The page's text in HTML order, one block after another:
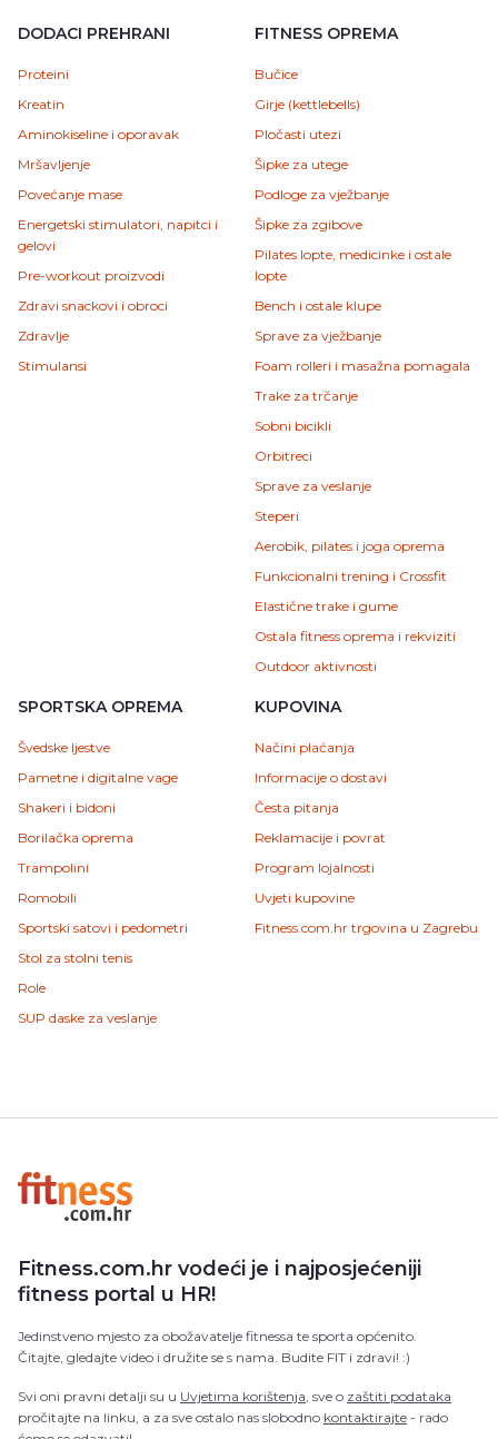
DODACI PREHRANI
Proteini
Kreatin
Aminokiseline i oporavak
Mršavljenje
Povećanje mase
Energetski stimulatori, napitci i
gelovi
Pre-workout proizvodi
Zdravi snackovi i obroci
Zdravlje
Stimulansi
FITNESS OPREMA
Bučice
Girje (kettlebells)
Pločasti utezi
Šipke za utege
Podloge za vježbanje
Šipke za zgibove
Pilates lopte, medicinke i ostale
lopte
Bench i ostale klupe
Sprave za vježbanje
Foam rolleri i masažna pomagala
Trake za trčanje
Sobni bicikli
Orbitreci
Sprave za veslanje
Steperi
Aerobik, pilates i joga oprema
Funkcionalni trening i Crossfit
Elastične trake i gume
Ostala fitness oprema i rekviziti
Outdoor aktivnosti
SPORTSKA OPREMA
Švedske ljestve
Pametne i digitalne vage
Shakeri i bidoni
Borilačka oprema
Trampolini
Romobili
Sportski satovi i pedometri
Stol za stolni tenis
Role
SUP daske za veslanje
KUPOVINA
Načini plaćanja
Informacije o dostavi
Česta pitanja
Reklamacije i povrat
Program lojalnosti
Uvjeti kupovine
Fitness.com.hr trgovina u Zagrebu
Fitness.com.hr vodeći je i najposjećeniji
fitness portal u HR!
Jedinstveno mjesto za obožavatelje fitnessa te sporta općenito.
Čitajte, gledajte video i družite se s nama. Budite FIT i zdravi! :)
Svi oni pravni detalji su u Uvjetima korištenja, sve o zaštiti podataka
pročitajte na linku, a za sve ostalo nas slobodno kontaktirajte - rado